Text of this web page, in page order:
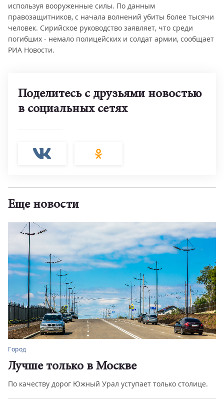
используя вооруженные силы. По данным
правозащитников, с начала волнений убиты более тысячи
человек. Сирийское руководство заявляет, что среди
погибших - немало полицейских и солдат армии, сообщает
РИА Новости.
Поделитесь с друзьями новостью
в социальных сетях
Еще новости
Город
Лучше только в Москве
По качеству дорог Южный Урал уступает только столице.